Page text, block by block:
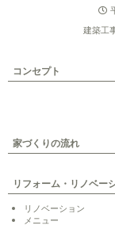
建築工
コンセプト
家づくりの流れ
リフォーム・リノベー
リノベーション
メニュー